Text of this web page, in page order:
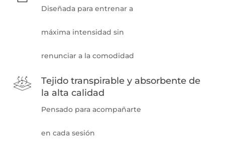
Diseñada para entrenar a
máxima intensidad sin
renunciar a la comodidad
Tejido transpirable y absorbente de
la alta calidad
Pensado para acompañarte
en cada sesión